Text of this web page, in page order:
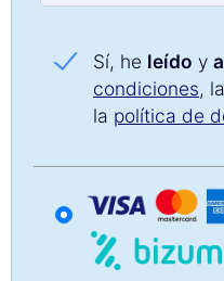
Sí, he leído y
condiciones, la
la política de